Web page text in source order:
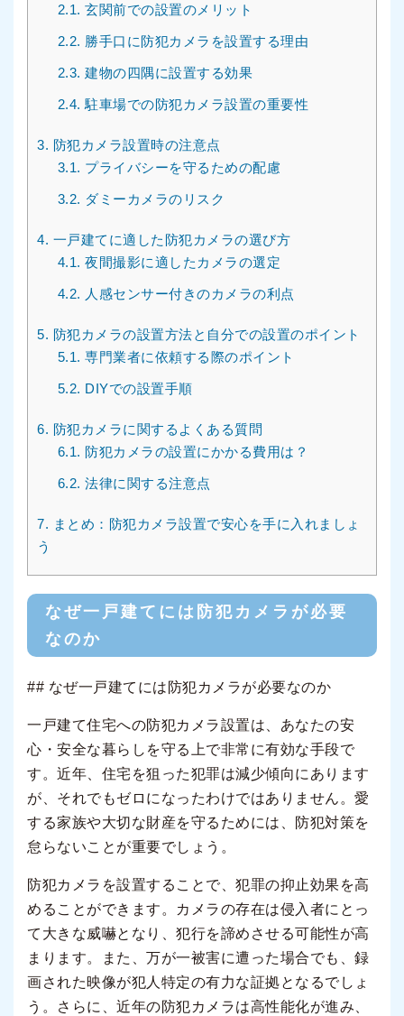
2.1. 玄関前での設置のメリット
2.2. 勝手口に防犯カメラを設置する理由
2.3. 建物の四隅に設置する効果
2.4. 駐車場での防犯カメラ設置の重要性
3. 防犯カメラ設置時の注意点
3.1. プライバシーを守るための配慮
3.2. ダミーカメラのリスク
4. 一戸建てに適した防犯カメラの選び方
4.1. 夜間撮影に適したカメラの選定
4.2. 人感センサー付きのカメラの利点
5. 防犯カメラの設置方法と自分での設置のポイント
5.1. 専門業者に依頼する際のポイント
5.2. DIYでの設置手順
6. 防犯カメラに関するよくある質問
6.1. 防犯カメラの設置にかかる費用は？
6.2. 法律に関する注意点
7. まとめ：防犯カメラ設置で安心を手に入れましょ
う
なぜ一戸建てには防犯カメラが必要
なのか
## なぜ一戸建てには防犯カメラが必要なのか
一戸建て住宅への防犯カメラ設置は、あなたの安
心・安全な暮らしを守る上で非常に有効な手段で
す。近年、住宅を狙った犯罪は減少傾向にあります
が、それでもゼロになったわけではありません。愛
する家族や大切な財産を守るためには、防犯対策を
怠らないことが重要でしょう。
防犯カメラを設置することで、犯罪の抑止効果を高
めることができます。カメラの存在は侵入者にとっ
て大きな威嚇となり、犯行を諦めさせる可能性が高
まります。また、万が一被害に遭った場合でも、録
画された映像が犯人特定の有力な証拠となるでしょ
う。さらに、近年の防犯カメラは高性能化が進み、